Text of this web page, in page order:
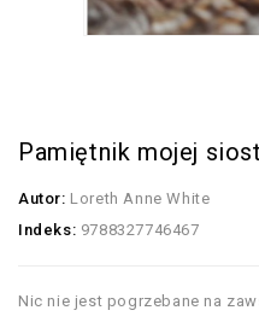
Pamiętnik mojej
Autor: Loreth Anne White
Indeks: 9788327746467
Nic nie jest pogrzebane na